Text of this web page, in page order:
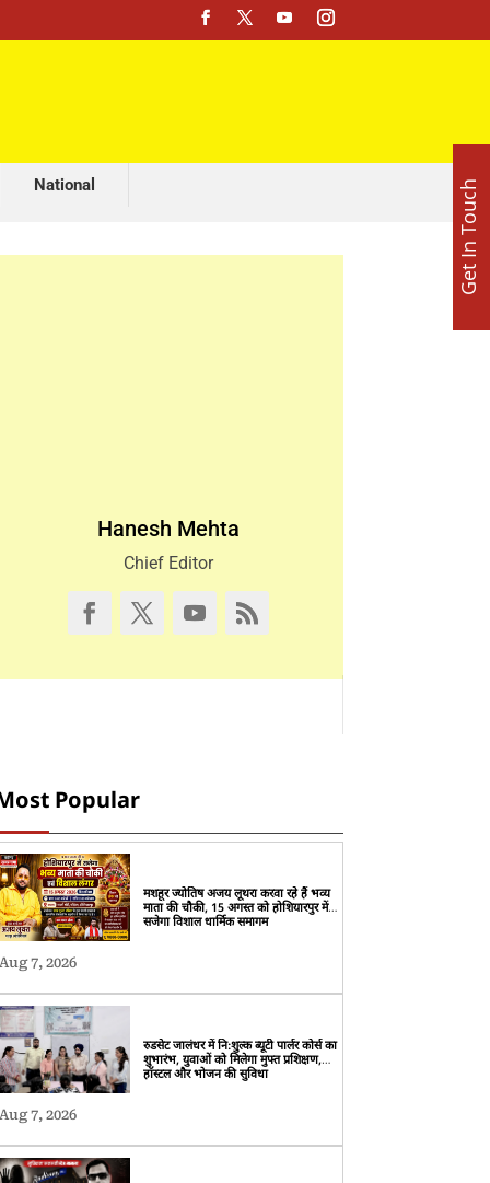
National
Hanesh Mehta
Chief Editor
Popular
मशहूर ज्योतिष अजय लूथरा करवा रहे हैं भव्य
माता की चौकी, 15 अगस्त को होशियारपुर में
सजेगा विशाल धार्मिक समागम
Aug 7, 2026
रुडसेट जालंधर में निःशुल्क ब्यूटी पार्लर कोर्स का
शुभारंभ, युवाओं को मिलेगा मुफ्त प्रशिक्षण,
हॉस्टल और भोजन की सुविधा
Aug 7, 2026
Get In Touch